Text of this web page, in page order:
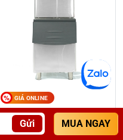
GIÁ ONLINE
Máy làm đá viên 300kg
MD300
60,900,000
Gửi MUA NGAY